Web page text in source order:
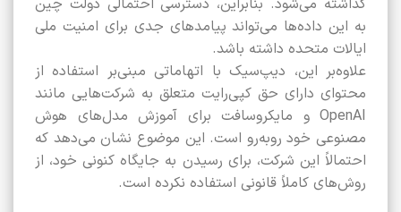
به این داده‌ها می‌تواند پیامدهای جدی برای امنیت ملی
ایالات متحده داشته باشد.
علاوه‌بر این، دیپ‌سیک با اتهاماتی مبنی‌بر استفاده از
محتوای دارای حق کپی‌رایت متعلق به شرکت‌هایی مانند
OpenAI و مایکروسافت برای آموزش مدل‌های هوش
مصنوعی خود روبه‌رو است. این موضوع نشان می‌دهد که
احتمالاً این شرکت، برای رسیدن به جایگاه کنونی خود، از
روش‌های کاملاً قانونی استفاده نکرده است.